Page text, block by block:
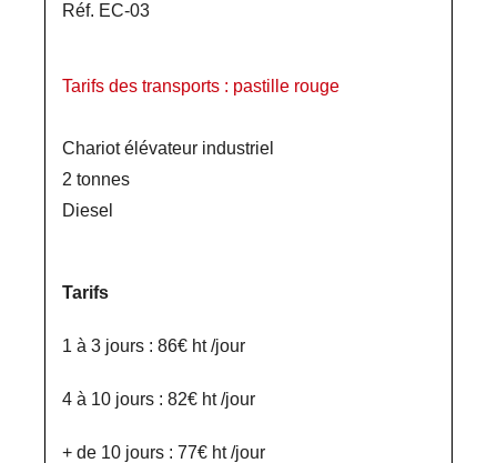
Réf. EC-03
Tarifs des transports : pastille rouge
Chariot élévateur industriel
2 tonnes
Diesel
Tarifs
1 à 3 jours : 86€ ht /jour
4 à 10 jours : 82€ ht /jour
+ de 10 jours : 77€ ht /jour